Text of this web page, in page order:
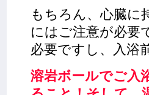
もちろん、心臓に
にはご注意が必要
必要ですし、入浴
溶岩ボールでご入